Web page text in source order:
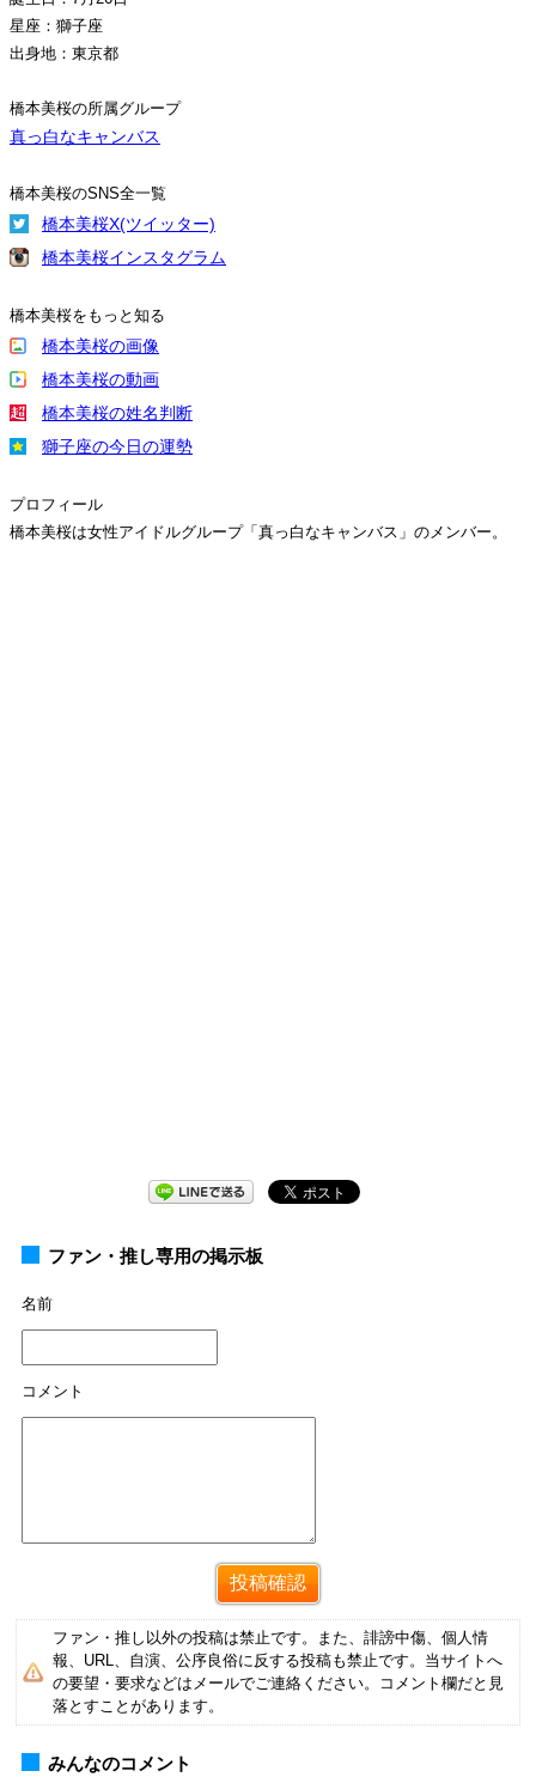
星座：獅子座
出身地：東京都
橋本美桜の所属グループ
真っ白なキャンバス
橋本美桜のSNS全一覧
橋本美桜X(ツイッター)
橋本美桜インスタグラム
橋本美桜をもっと知る
橋本美桜の画像
橋本美桜の動画
橋本美桜の姓名判断
獅子座の今日の運勢
プロフィール
橋本美桜は女性アイドルグループ「真っ白なキャンバス」のメンバー。
ファン・推し専用の掲示板
名前
コメント
ファン・推し以外の投稿は禁止です。また、誹謗中傷、個人情
報、URL、自演、公序良俗に反する投稿も禁止です。当サイトへ
の要望・要求などはメールでご連絡ください。コメント欄だと見
落とすことがあります。
みんなのコメント